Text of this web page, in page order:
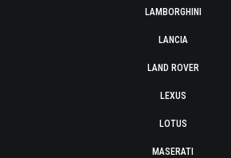
LAMBORGHINI
LANCIA
LAND ROVER
LEXUS
LOTUS
MASERATI